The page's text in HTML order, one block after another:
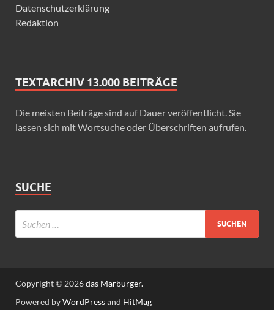
Datenschutzerklärung
Redaktion
TEXTARCHIV 13.000 BEITRÄGE
Die meisten Beiträge sind auf Dauer veröffentlicht. Sie
lassen sich mit Wortsuche oder Überschriften aufrufen.
SUCHE
Copyright © 2026das Marburger.
Powered byWordPressand HitMag